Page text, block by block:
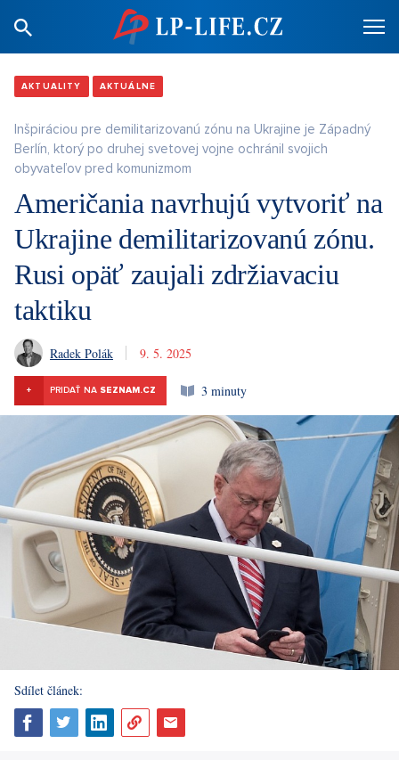
AKTUALITY AKTUÁLNE
Inšpiráciou pre demilitarizovanú zónu na Ukrajine je Západný
Berlín, ktorý po druhej svetovej vojne ochránil svojich
obyvateľov pred komunizmom
Američania navrhujú vytvoriť na
Ukrajine demilitarizovanú zónu.
Rusi opäť zaujali zdržiavaciu
taktiku
Radek Polák 9. 5. 2025
+ PRIDAŤ NA SEZNAM.CZ 3 minuty
Sdílet článek: